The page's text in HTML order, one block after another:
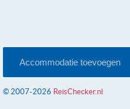
Accommodatie toevoegen
© 2007-2026 ReisChecker.nl